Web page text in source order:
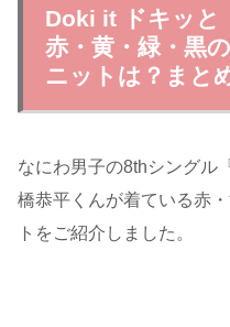
Doki it ドキッと
赤・黄・緑・黒
ニットは？まと
なにわ男子の8thシングル
橋恭平くんが着ている赤
トをご紹介しました。